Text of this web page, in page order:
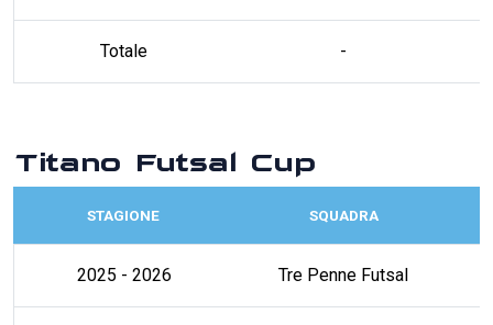
Totale -
Titano Futsal Cup
STAGIONE SQUADRA
2025 - 2026 Tre Penne Futsal